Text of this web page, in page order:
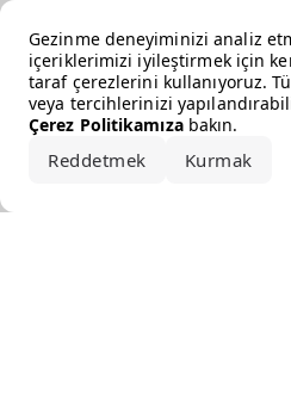
Gezinme deneyiminizi analiz
içeriklerimizi iyileştirmek için
taraf çerezlerini kullanıyoruz.
veya tercihlerinizi
Çerez Politikamızabakın.
Reddetmek Kurmak
Error